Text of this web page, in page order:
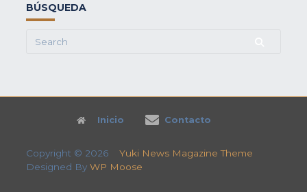
BÚSQUEDA
Search
Inicio Contacto
Copyright © 2026 Yuki News Magazine Theme
Designed By WP Moose